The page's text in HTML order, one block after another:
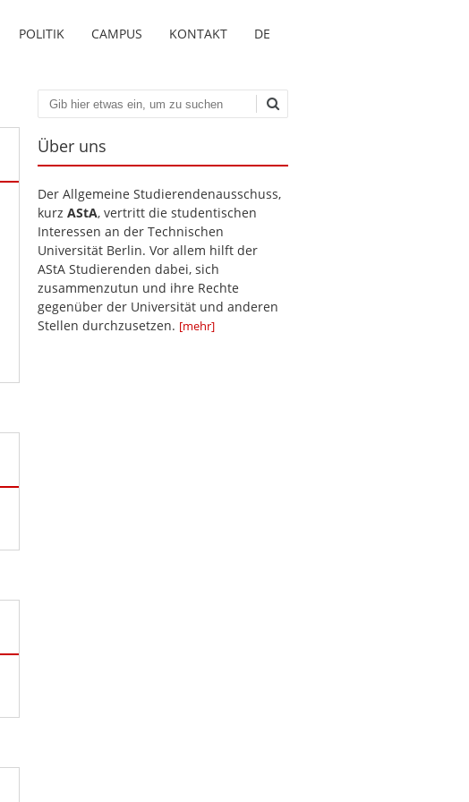
DE
POLITIK CAMPUS KONTAKT
Suchen
Über uns
Der Allgemeine Studierendenausschuss,
kurz AStA, vertritt die studentischen
Interessen an der Technischen
Universität Berlin. Vor allem hilft der
AStA Studierenden dabei, sich
zusammenzutun und ihre Rechte
gegenüber der Universität und anderen
Stellen durchzusetzen. [mehr]